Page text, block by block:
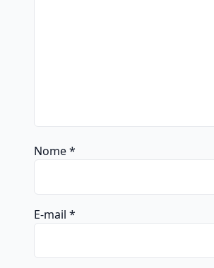
Nome*
E-mail *